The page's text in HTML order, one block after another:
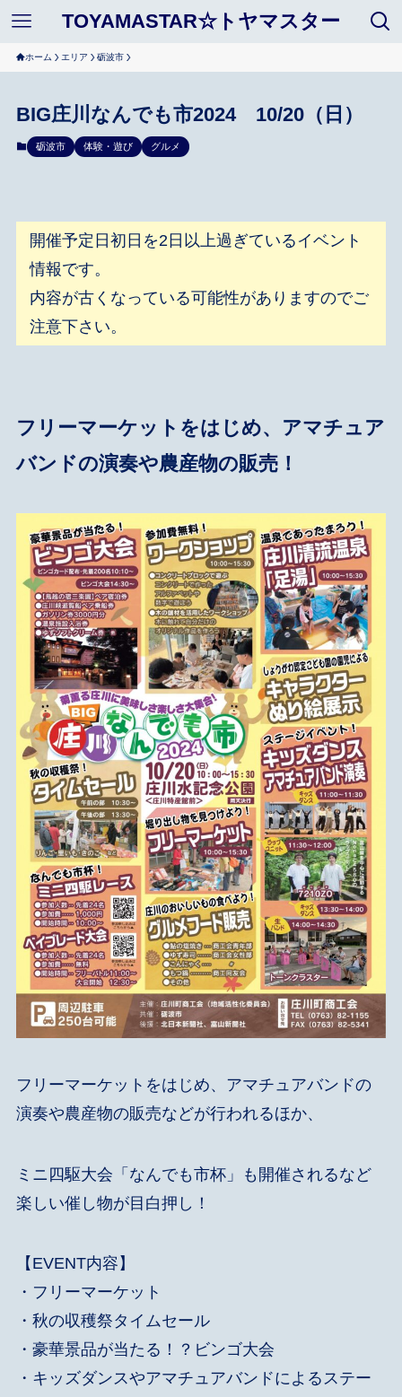
TOYAMASTAR☆トヤマスター
ホーム エリア 砺波市
BIG庄川なんでも市2024 10/20（日）
砺波市 体験・遊び グルメ
開催予定日初日を2日以上過ぎているイベント
情報です。
内容が古くなっている可能性がありますのでご
注意下さい。
フリーマーケットをはじめ、アマチュア
バンドの演奏や農産物の販売！
フリーマーケットをはじめ、アマチュアバンドの
演奏や農産物の販売などが行われるほか、
ミニ四駆大会「なんでも市杯」も開催されるなど
楽しい催し物が目白押し！
【EVENT内容】
・フリーマーケット
・秋の収穫祭タイムセール
・豪華景品が当たる！？ビンゴ大会
・キッズダンスやアマチュアバンドによるステー